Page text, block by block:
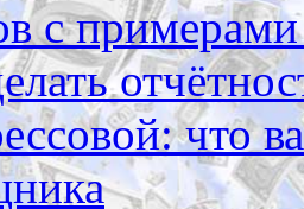
с
что